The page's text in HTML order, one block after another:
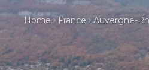
Home France Auvergne-